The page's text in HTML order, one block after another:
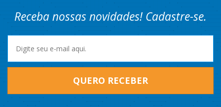
Receba nossas novidades! Cadastre-se.
QUERO RECEBER